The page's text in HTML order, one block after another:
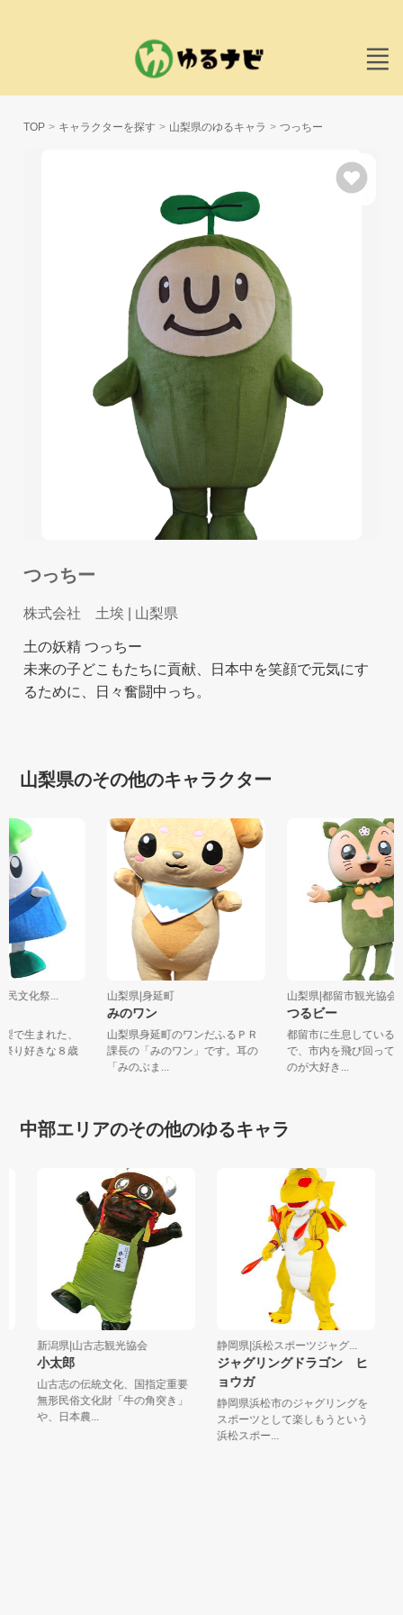
TOP キャラクターを探す 山梨県のゆるキャラ つっちー
つっちー
株式会社 土埃 | 山梨県
土の妖精 つっちー
未来の子どこもたちに貢献、日本中を笑顔で元気にす
るために、日々奮闘中っち。
山梨県のその他のキャラクター
民文化祭...
梨で生まれた、
祭り好きな８歳
山梨県|身延町
みのワン
山梨県身延町のワンだふるＰＲ
課長の「みのワン」です。耳の
「みのぶま...
山梨県|都留市観光協
つるビー
都留市に生息してい
で、市内を飛び回っ
のが大好き...
中部エリアのその他のゆるキャラ
新潟県|山古志観光協会
小太郎
山古志の伝統文化、国指定重要
無形民俗文化財「牛の角突き」
や、日本農...
静岡県|浜松スポーツジャグ...
ジャグリングドラゴン ヒ
ョウガ
静岡県浜松市のジャグリングを
スポーツとして楽しもうという
浜松スポー...